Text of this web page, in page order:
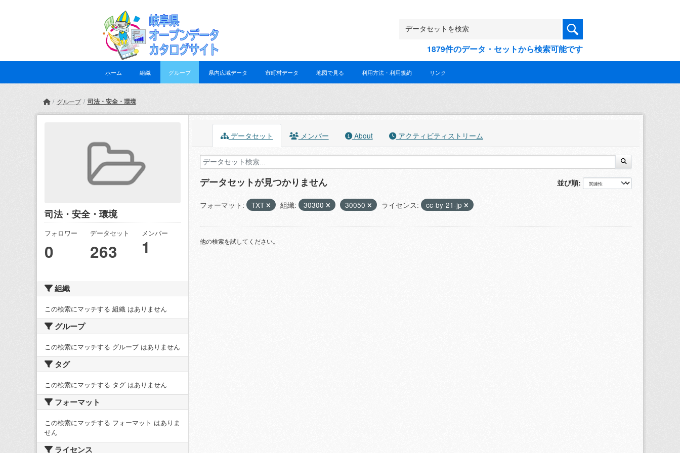
1879件のデータ・セットから検索可能です
ホーム 組織 グループ 県内広域データ 市町村データ 地図で見る 利用方法・利用規約 リンク
グループ 司法・安全・環境
司法・安全・環境
フォロワー
0
データセット
263
メンバー
1
組織
この検索にマッチする 組織 はありません
グループ
この検索にマッチする グループ はありません
タグ
この検索にマッチする タグ はありません
フォーマット
この検索にマッチする フォーマット はありま
せん
ライセンス
データセット メンバー About アクティビティストリーム
並び順
データセットが見つかりません
フォーマット: TXT 組織: 30300 30050 ライセンス: cc-by-21-jp
他の検索を試してください。